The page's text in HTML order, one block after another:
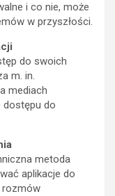
i co nie, może
w przyszłości.
do swoich
m. in.
mediach
dostępu do
metoda
aplikacje do
rozmów